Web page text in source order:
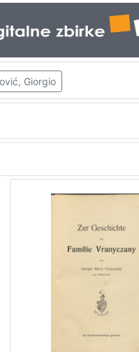
Giorgio